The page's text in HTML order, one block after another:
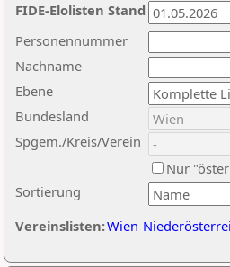
Nachname
Ebene
Sortierung
Personennummer
Bundesland
Spgem./Kreis/Verein
Nur
Vereinslisten:Wien
FIDE-Elolisten Stand